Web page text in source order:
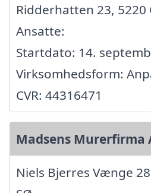
Ridderhatten 23, 5220
Ansatte:
Startdato: 14.
Virksomhedsform:
CVR: 44316471
Madsens Murerfirma
Niels Bjerres Vænge